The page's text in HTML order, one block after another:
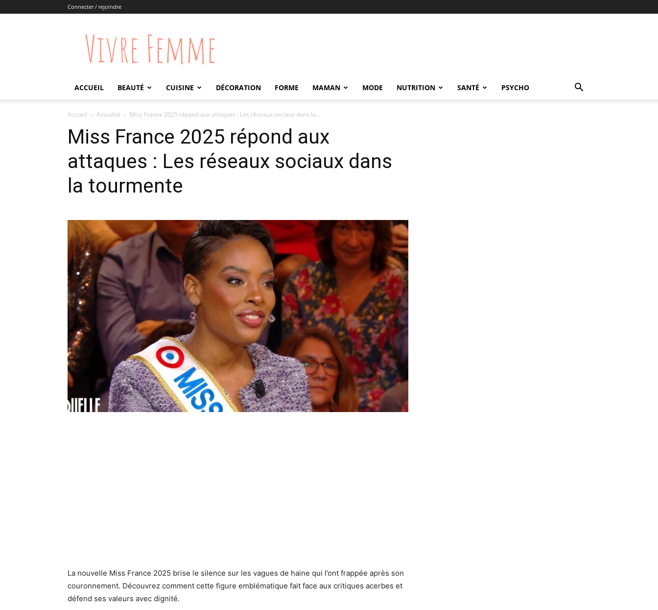
Connecter / rejoindre
Vivre
Femme
ACCUEIL BEAUTÉ CUISINE DÉCORATION FORME MAMAN MODE NUTRITION SANTÉ PSYCHO
Accueil Actualité Miss France 2025 répond aux attaques : Les réseaux sociaux dans la...
Miss France 2025 répond aux
attaques : Les réseaux sociaux dans
la tourmente
La nouvelle Miss France 2025 brise le silence sur les vagues de haine qui l’ont frappée après son
couronnement. Découvrez comment cette figure emblématique fait face aux critiques acerbes et
défend ses valeurs avec dignité.